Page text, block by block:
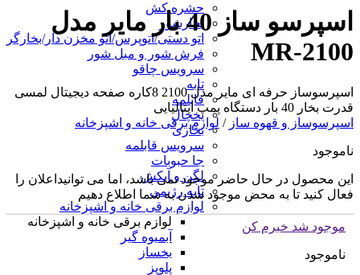
حشره کش
بخارشور
اتو دستی/اتوپرس/اتو مخزن دار/بخارگر
فرش شور و مبل شور
سرویس چاقو
تابه
قابلمه
یخچال
بخاری
سرویس قابلمه
جا حبوبات
لگن و آبکش
تابه رژیمی
لوازم برقی خانه و اشپزخانه
لوازم برقی خانه و اشپزخانه
آبمیوه گیر
یخساز
پلوپز
اسپرسو ساز 40 بار مایر مدل
MR-2100
اسپرسوساز حرفه ای مایر مدل 2100 8کاره صفحه دیجیتال لمسی
قدرت بخار 40 بار دستگاه پمپ ایتالیایی
اسپرسوساز و قهوه ساز / لوازم برقی خانه و اشپزخانه
ناموجود
این محصول در حال حاضر موجود نمی باشد، اما می توانیداعلان را
فعال کنید تا به محض موجود شدن به شما اطلاع دهیم
موجود شد خبرم کن
ناموجود